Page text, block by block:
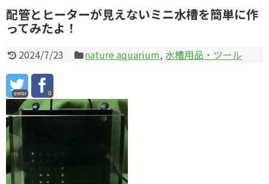
配管とヒーターが見えないミニ水槽を簡単に作
ってみたよ！
2024/7/23 nature aquarium,水槽用品・ツール
error 0